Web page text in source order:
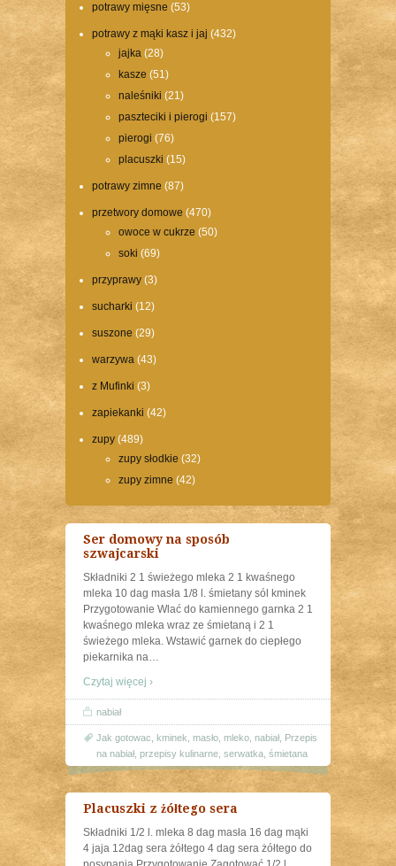
potrawy mięsne (53)
potrawy z mąki kasz i jaj (432)
jajka (28)
kasze (51)
naleśniki (21)
paszteciki i pierogi (157)
pierogi (76)
placuszki (15)
potrawy zimne (87)
przetwory domowe (470)
owoce w cukrze (50)
soki (69)
przyprawy (3)
sucharki (12)
suszone (29)
warzywa (43)
z Mufinki (3)
zapiekanki (42)
zupy (489)
zupy słodkie (32)
zupy zimne (42)
Ser domowy na sposób
szwajcarski
Składniki 2 1 świeżego mleka 2 1 kwaśnego
mleka 10 dag masła 1/8 l. śmietany sól kminek
Przygotowanie Wlać do kamiennego garnka 2 1
kwaśnego mleka wraz ze śmietaną i 2 1
świeżego mleka. Wstawić garnek do ciepłego
piekarnika na…
Czytaj więcej ›
nabiał
Jak gotowac kminek masło mleko nabiał, Przepis
na nabiał, przepisy kulinarne serwatka śmietana
Placuszki z żółtego sera
Składniki 1/2 l. mleka 8 dag masła 16 dag mąki
4 jaja 12dag sera żółtego 4 dag sera żółtego do